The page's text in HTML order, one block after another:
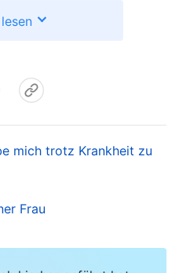
an dem ich
dann gerettet
meine Kräfte zu
ich mich nicht mehr
nur routinemäßig nach
mich trotz Krankheit zu
Frau